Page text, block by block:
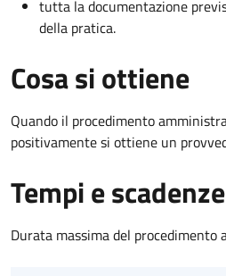
tutta la documentazione
della pratica.
Cosa si ottiene
Quando il procedimento
positivamente si ottiene un
Tempi e scadenze
Durata massima del